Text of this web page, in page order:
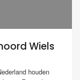
Wiels
houden